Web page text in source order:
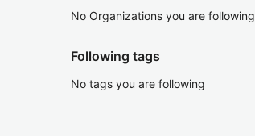
No Organizations you are following
Following tags
No tags you are following